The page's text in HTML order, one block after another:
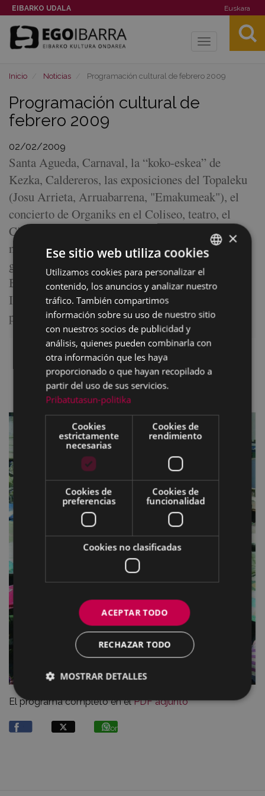
EIBARKO UDALA Euskara
Toggle
Inicio Noticias Programación cultural de febrero 2009
Programación cultural de
febrero 2009
02/02/2009
Santa Agueda, Carnaval, la “koko-eskea” de
Kezka, Caldereros, las exposiciones del Topaleku
(Josu Arrieta, Arruabarrena, "Emakumeak"), el
concierto de Organiks en el Coliseo, teatro, el
Cine Club, la sala de Amaña (con películas para
niños a lo largo de todo el mes), la conferencia del
geólogo eibarrés José Francisco Santos sobre el
Bajo Deba, cursos (La mujer en la Edad Media, el
Impresionismo)... De todo y para todos los
públicos.
El programa completo en elPDF adjunto
Compartir
BASQUE
SPANISH
×
Ese sitio web utiliza cookies
Utilizamos cookies para personalizar el
contenido, los anuncios y analizar nuestro
tráfico. También compartimos
información sobre su uso de nuestro sitio
con nuestros socios de publicidad y
análisis, quienes pueden combinarla con
otra información que les haya
proporcionado o que hayan recopilado a
partir del uso de sus servicios.
Pribatutasun-politika
Cookies
estrictamente
necesarias
Cookies de
rendimiento
Cookies de
preferencias
Cookies de
funcionalidad
Cookies no clasificadas
ACEPTAR TODO
RECHAZAR TODO
MOSTRAR DETALLES